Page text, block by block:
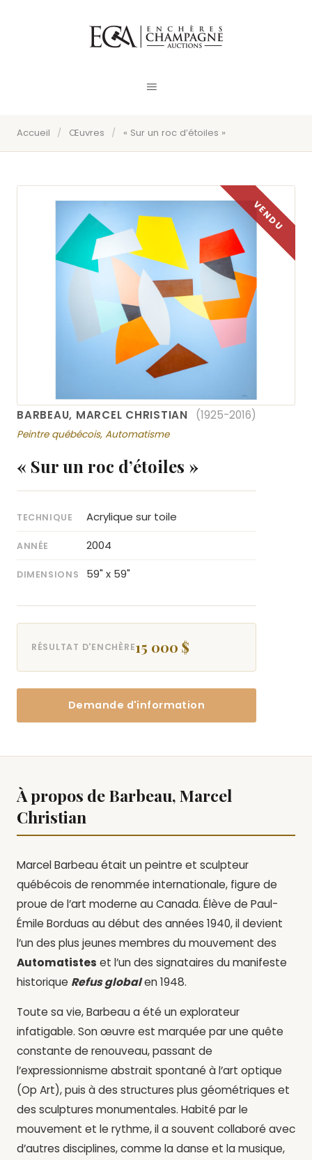
Accueil / Œuvres / « Sur un roc d’étoiles »
BARBEAU, MARCEL CHRISTIAN (1925-2016)
Peintre québécois, Automatisme
« Sur un roc d’étoiles »
TECHNIQUE Acrylique sur toile
ANNÉE 2004
DIMENSIONS 59" x 59"
RÉSULTAT D'ENCHÈRE15 000 $
Demande d'information
À propos de Barbeau, Marcel
Christian
Marcel Barbeau était un peintre et sculpteur
québécois de renommée internationale, figure de
proue de l’art moderne au Canada. Élève de Paul-
Émile Borduas au début des années 1940, il devient
l’un des plus jeunes membres du mouvement des
Automatistes et l’un des signataires du manifeste
historique Refus globalen 1948.
Toute sa vie, Barbeau a été un explorateur
infatigable. Son œuvre est marquée par une quête
constante de renouveau, passant de
l’expressionnisme abstrait spontané à l’art optique
(Op Art), puis à des structures plus géométriques et
des sculptures monumentales. Habité par le
mouvement et le rythme, il a souvent collaboré avec
d’autres disciplines, comme la danse et la musique,